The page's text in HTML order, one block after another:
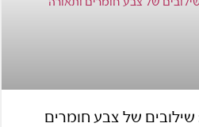
שילובים של צבע חומרים